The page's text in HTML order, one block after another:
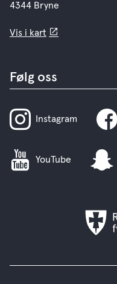
4344 Bryne
Vis i kart
Følg oss
Instagram
YouTube